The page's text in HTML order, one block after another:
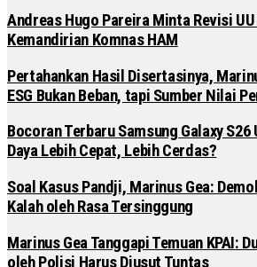
Andreas Hugo Pareira Minta Revisi
Kemandirian Komnas HAM
Pertahankan Hasil Disertasinya,
ESG Bukan Beban, tapi Sumber Nilai
Bocoran Terbaru Samsung Galaxy
Daya Lebih Cepat, Lebih Cerdas?
Soal Kasus Pandji, Marinus Gea:
Kalah oleh Rasa Tersinggung
Marinus Gea Tanggapi Temuan KPAI:
oleh Polisi Harus Diusut Tuntas